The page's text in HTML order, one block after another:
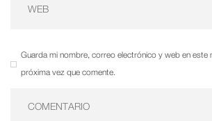
Guarda mi nombre, correo electrónico y web en este
próxima vez que comente.